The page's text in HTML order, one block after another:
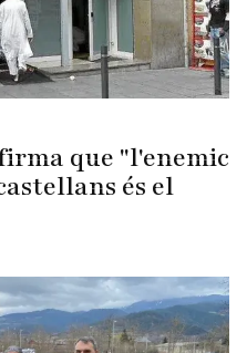
que "l'enemic
és el